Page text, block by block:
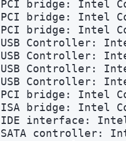
PCI bridge: Intel
PCI bridge: Intel
PCI bridge: Intel
USB Controller:
USB Controller:
USB Controller:
USB Controller:
PCI bridge: Intel
ISA bridge: Intel
IDE interface:
SATA controller: